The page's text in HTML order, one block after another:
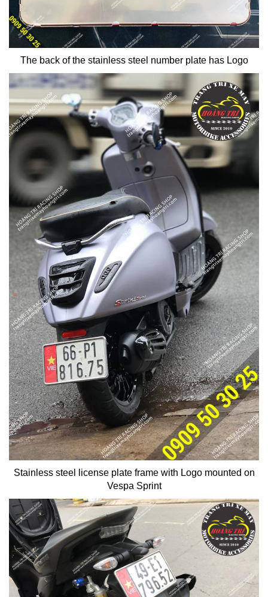
The back of the stainless steel number plate has Logo
Stainless steel license plate frame with Logo mounted on
Vespa Sprint